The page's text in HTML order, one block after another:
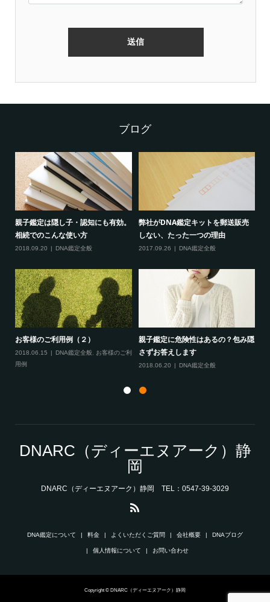
ブログ
親子鑑定は隠し子・認知にも有効。
相続でのこんな使い方
2018.09.20 DNA鑑定全般
弊社がDNA鑑定キットを郵送販売
しない、たった一つの理由
2017.09.26 DNA鑑定全般
お客様のご利用例（２）
2018.06.15 DNA鑑定全般, お客様のご利
用例
親子鑑定に危険性はあるの？包み隠
さずお答えします
2018.06.20 DNA鑑定全般
DNARC（ディーエヌアーク）静
岡
DNARC（ディーエヌアーク）静岡 TEL：0547-39-3029
DNA鑑定について 料金 よくいただくご質問 会社概要 DNAブログ
個人情報について お問い合わせ
Copyright © DNARC（ディーエヌアーク）静岡